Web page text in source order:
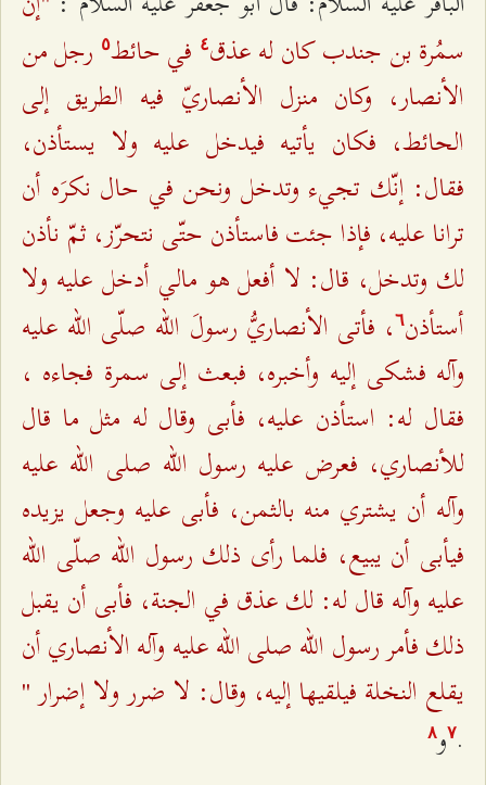
سمُرة بن جندب كان له عذق٤ في حائط٥ رجل من
الأنصار، وكان منزل الأنصاريّ فيه الطريق إلى
الحائط، فكان يأتيه فيدخل عليه ولا يستأذن،
فقال: إنّك تجيء وتدخل ونحن في حال نكرَه أن
ترانا عليه، فإذا جئت فاستأذن حتّى نتحرّز، ثمّ نأذن
لك وتدخل، قال: لا أفعل هو مالي أدخل عليه ولا
أستأذن٦، فأتى الأنصاريُّ رسولَ الله صلّى الله عليه
وآله فشكى إليه وأخبره، فبعث إلى سمرة فجاءه ،
فقال له: استأذن عليه، فأبى وقال له مثل ما قال
للأنصاري، فعرض عليه رسول الله صلى الله عليه
وآله أن يشتري منه بالثمن، فأبى عليه وجعل يزيده
فيأبى أن يبيع، فلما رأى ذلك رسول الله صلّى الله
عليه وآله قال له: لك عذق في الجنة، فأبى أن يقبل
ذلك فأمر رسول الله صلى الله عليه وآله الأنصاري أن
يقلع النخلة فيلقيها إليه، وقال: لا ضرر ولا إضرار "
.۷و۸